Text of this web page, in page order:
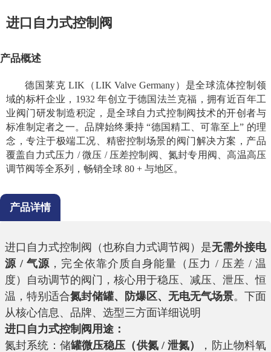
进口自力式控制阀
产品概述
德国莱克 LIK（LIK Valve Germany）是全球流体控制领
域的标杆企业，1932 年创立于德国法兰克福，拥有近百年工
业阀门研发制造积淀，是全球自力式控制阀技术的开创者与
标准制定者之一。品牌始终秉持 “德国精工、可靠至上” 的理
念，专注于极端工况、精密控制场景的阀门解决方案，产品
覆盖自力式压力 / 微压 / 压差控制阀、氮封专用阀、高温高压
调节阀等全系列，畅销全球 80 + 与地区。
产品详情
进口自力式控制阀（也称自力式调节阀）是无需外接电
源 / 气源 ，完全依靠介质自身能量（压力 / 压差 / 温
度）自动调节的阀门，核心用于稳压、减压、泄压、恒
温，特别适合氮封储罐、防爆区、无电无气场景。下面
从核心信息、品牌、选型三方面详细说明
进口自力式控制阀 用途：
氮封系统：储罐微压稳压（供氮 / 泄氮）
，防止物料氧